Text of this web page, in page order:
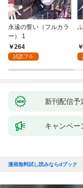
永遠の誓い（フルカラ
ー） 1
264
試読フル
新刊配信予
キャンペー
漫画無料試し読みならdブック